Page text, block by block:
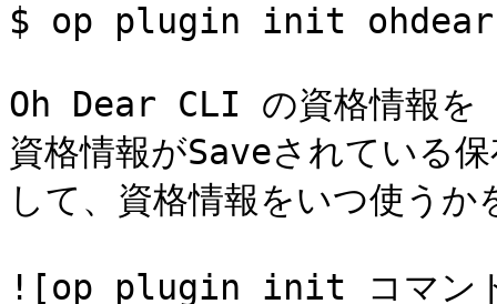
$ op plugin init ohdear
Oh Dear CLI の資格情報を
資格情報がSaveされている
して、資格情報をいつ使う
![op plugin init コマンド